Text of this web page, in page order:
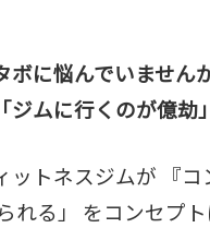
に悩んでいません
ジムに行くのが億劫
トネスジムが 『
れる」 をコンセプ